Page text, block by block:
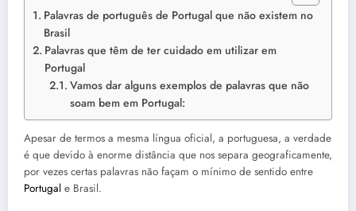
Palavras de português de Portugal que não existem no
Brasil
Palavras que têm de ter cuidado em utilizar em
Portugal
Vamos dar alguns exemplos de palavras que não
soam bem em Portugal:
Apesar de termos a mesma língua oficial, a portuguesa, a verdade
é que devido à enorme distância que nos separa geograficamente,
por vezes certas palavras não façam o mínimo de sentido entre
Portugal e Brasil.